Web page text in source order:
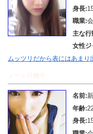
身長:
職業:
主な
女性ジ
ムッツリだから表にはあまり
名前:
年齢:
身長: